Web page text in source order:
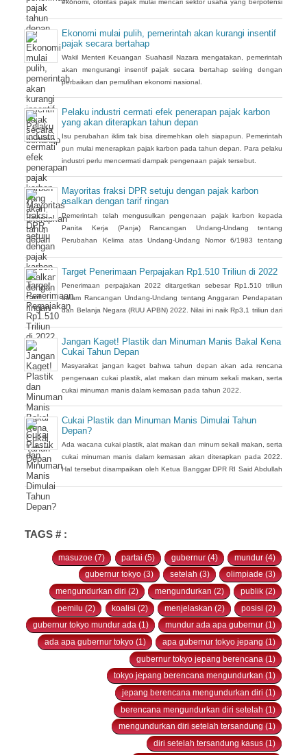
ekonomi, otoritas pajak mulai mencari sektor usaha yang berpotensi
Ekonomi mulai pulih, pemerintah akan kurangi insentif
pajak secara bertahap
Wakil Menteri Keuangan Suahasil Nazara mengatakan, pemerintah
akan mengurangi insentif pajak secara bertahap seiring dengan
perbaikan dan pemulihan ekonomi nasional.
Pelaku industri cermati efek penerapan pajak karbon
yang akan diterapkan tahun depan
Isu perubahan iklim tak bisa diremehkan oleh siapapun. Pemerintah
pun mulai menerapkan pajak karbon pada tahun depan. Para pelaku
industri perlu mencermati dampak pengenaan pajak tersebut.
Mayoritas fraksi DPR setuju dengan pajak karbon
asalkan dengan tarif ringan
Pemerintah telah mengusulkan pengenaan pajak karbon kepada
Panita Kerja (Panja) Rancangan Undang-Undang tentang
Perubahan Kelima atas Undang-Undang Nomor 6/1983 tentang
Target Penerimaan Perpajakan Rp1.510 Triliun di 2022
Penerimaan perpajakan 2022 ditargetkan sebesar Rp1.510 triliun
dalam Rancangan Undang-Undang tentang Anggaran Pendapatan
dan Belanja Negara (RUU APBN) 2022. Nilai ini naik Rp3,1 triliun dari
pada 16 Agustus 2021.
Jangan Kaget! Plastik dan Minuman Manis Bakal Kena
Cukai Tahun Depan
Masyarakat jangan kaget bahwa tahun depan akan ada rencana
pengenaan cukai plastik, alat makan dan minum sekali makan, serta
cukai minuman manis dalam kemasan pada tahun 2022.
Cukai Plastik dan Minuman Manis Dimulai Tahun
Depan?
Ada wacana cukai plastik, alat makan dan minum sekali makan, serta
cukai minuman manis dalam kemasan akan diterapkan pada 2022.
Hal tersebut disampaikan oleh Ketua Banggar DPR RI Said Abdullah
TAGS # :
masuzoe (7) partai (5) gubernur (4)
mundur (4)
gubernur tokyo (3)
setelah (3)
olimpiade (3)
mengundurkan diri (2)
mengundurkan (2)
publik (2)
pemilu (2)
koalisi (2) menjelaskan (2)
posisi (2)
gubernur tokyo mundur ada (1)
mundur ada apa gubernur (1)
ada apa gubernur tokyo (1)
apa gubernur tokyo jepang (1)
gubernur tokyo jepang berencana (1)
tokyo jepang berencana mengundurkan (1)
jepang berencana mengundurkan diri (1)
berencana mengundurkan diri setelah (1)
mengundurkan diri setelah tersandung (1)
diri setelah tersandung kasus (1)